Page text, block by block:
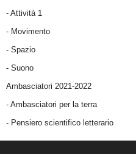
- Attività 1
- Movimento
- Spazio
- Suono
Ambasciatori 2021-2022
- Ambasciatori per la terra
- Pensiero scientifico letterario